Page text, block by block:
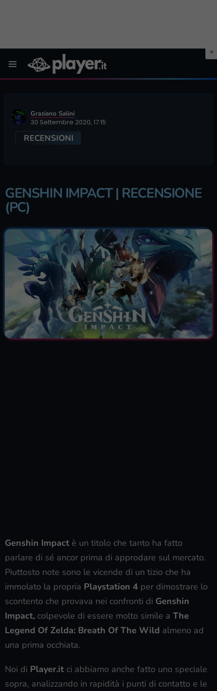
Graziano Salini
30 Settembre 2020, 17:15
RECENSIONI
GENSHIN IMPACT | RECENSIONE
(PC)
Genshin Impact è un titolo che tanto ha fatto
parlare di sé ancor prima di approdare sul mercato.
Piuttosto note sono le vicende di un tizio che ha
immolato la propria Playstation 4 per dimostrare lo
scontento che provava nei confronti di Genshin
Impact, colpevole di essere molto simile a The
Legend Of Zelda: Breath Of The Wild almeno ad
una prima occhiata.
Noi di Player.it ci abbiamo anche fatto uno speciale
sopra, analizzando in rapidità i punti di contatto e le